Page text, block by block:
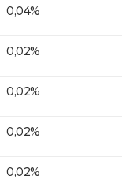
0,04%
0,02%
0,02%
0,02%
0,02%